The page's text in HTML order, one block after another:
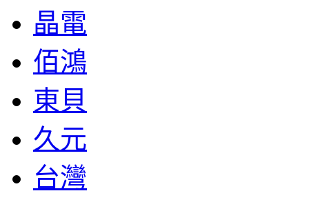
晶電
佰鴻
東貝
久元
台灣